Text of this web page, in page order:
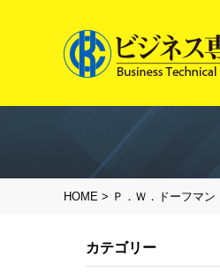
HOME > Ｐ．Ｗ．ドーフマン
カテゴリー